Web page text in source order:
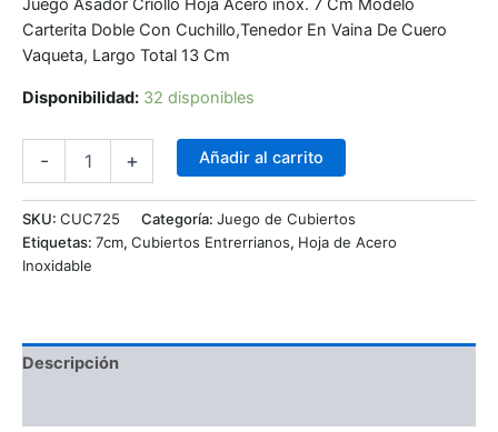
Juego Asador Criollo Hoja Acero inox. 7 Cm Modelo
Carterita Doble Con Cuchillo,Tenedor En Vaina De Cuero
Vaqueta, Largo Total 13 Cm
Disponibilidad: 32 disponibles
- + Añadir al carrito
SKU: CUC725 Categoría: Juego de Cubiertos
Etiquetas: 7cm, Cubiertos Entrerrianos, Hoja de Acero
Inoxidable
Descripción